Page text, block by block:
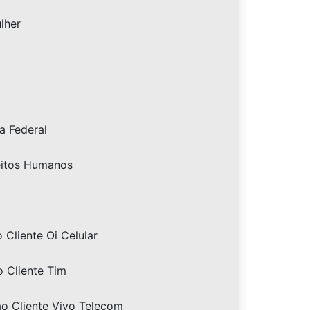
Federal
Humanos
Oi Celular
Cliente Tim
Cliente Vivo Telecom